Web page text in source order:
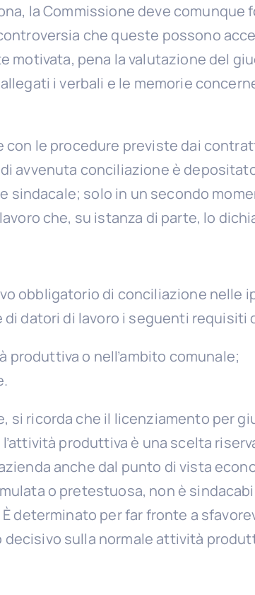
la Commissione deve comunque
che queste possono
pena la valutazione del
i verbali e le memorie
le procedure previste dai
avvenuta conciliazione è depositato
sindacale; solo in un secondo
che, su istanza di parte, lo
obbligatorio di conciliazione nelle
datori di lavoro i seguenti requisiti
produttiva o nell’ambito comunale;
si ricorda che il licenziamento per
produttiva è una scelta
anche dal punto di vista
o pretestuosa, non è
determinato per far fronte a
sulla normale attività